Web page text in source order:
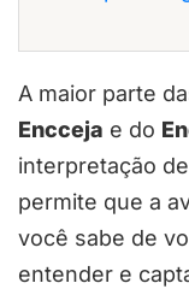
A maior parte
Encceja e do
interpretação
permite que a
você sabe de
entender e